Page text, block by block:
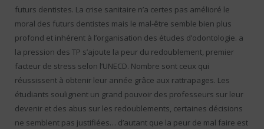
futurs dentistes. La crise sanitaire n’a certes pas amélioré le
moral des futurs dentistes mais le mal-être semble bien plus
profond et inhérent à l’organisation des études d’odontologie. a
la pression des TP s’ajoute la peur du redoublement, premier
facteur de stress selon l’UNECD. Nombre sont ceux qui
réussissent à obtenir leur année grâce aux rattrapages. Les
étudiants soulignent un grand pouvoir des professeurs sur leur
devenir et des abus sur les redoublements, certaines décisions
ne semblent pas justifiées… d’autant que la peur de mal faire est